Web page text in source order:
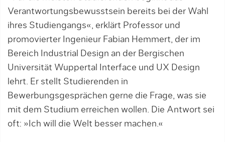
Verantwortungsbewusstsein bereits bei der Wahl
ihres Stu­diengangs«, erklärt Professor und
promovierter Ingenieur Fabian Hemmert, der im
Bereich Industrial Design an der Bergischen
Universität Wuppertal Interface und UX Design
lehrt. Er stellt Studierenden in
Bewerbungsgesprächen gerne die Frage, was sie
mit dem Studium erreichen wollen. Die Antwort sei
oft: »Ich will die Welt besser machen.«